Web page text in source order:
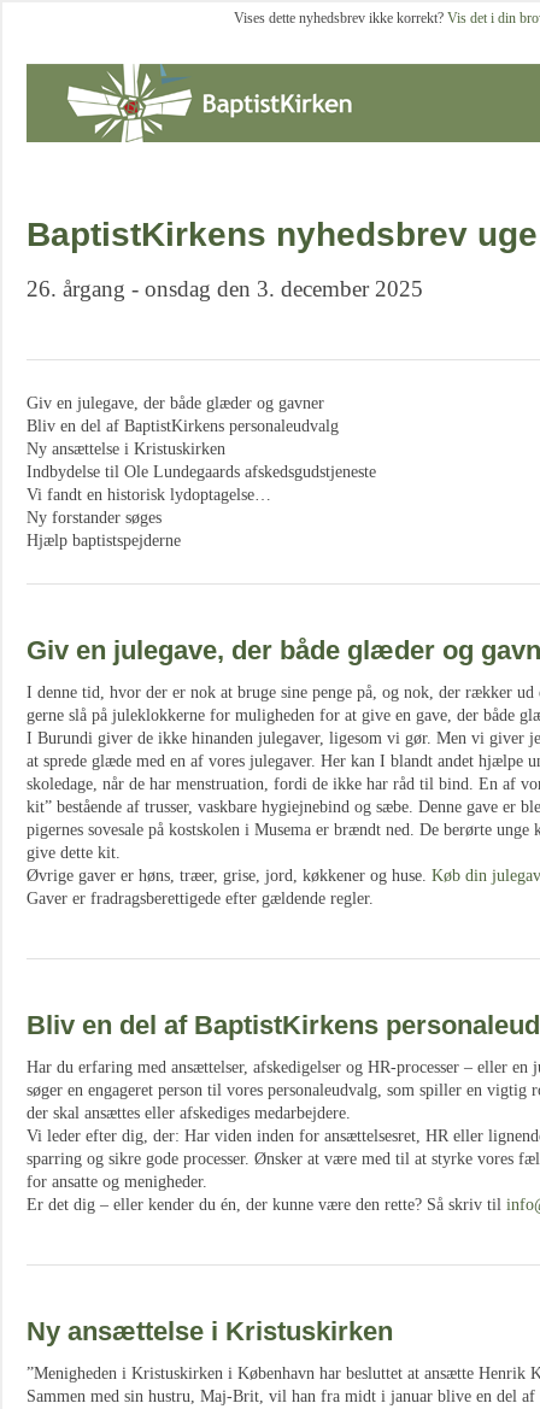
Vises dette nyhedsbrev ikke korrekt? Vis det i din
BaptistKirkens nyhedsbrev
26. årgang - onsdag den 3. december 2025
Giv en julegave, der både glæder og gavner
Bliv en del af BaptistKirkens personaleudvalg
Ny ansættelse i Kristuskirken
Indbydelse til Ole Lundegaards afskedsgudstjeneste
Vi fandt en historisk lydoptagelse…
Ny forstander søges
Hjælp baptistspejderne
Giv en julegave, der både glæder og
I denne tid, hvor der er nok at bruge sine penge på, og nok, der rækker
gerne slå på juleklokkerne for muligheden for at give en gave, der både
I Burundi giver de ikke hinanden julegaver, ligesom vi gør. Men vi giver
at sprede glæde med en af vores julegaver. Her kan I blandt andet hjælpe
skoledage, når de har menstruation, fordi de ikke har råd til bind. En af
kit” bestående af trusser, vaskbare hygiejnebind og sæbe. Denne gave er
pigernes sovesale på kostskolen i Musema er brændt ned. De berørte
give dette kit.
Øvrige gaver er høns, træer, grise, jord, køkkener og huse. Køb din
Gaver er fradragsberettigede efter gældende regler.
Bliv en del af BaptistKirkens
Har du erfaring med ansættelser, afskedigelser og HR-processer – eller
søger en engageret person til vores personaleudvalg, som spiller en vigtig
der skal ansættes eller afskediges medarbejdere.
Vi leder efter dig, der: Har viden inden for ansættelsesret, HR eller
sparring og sikre gode processer. Ønsker at være med til at styrke vores
for ansatte og menigheder.
Er det dig – eller kender du én, der kunne være den rette? Så skriv til
Ny ansættelse i Kristuskirken
”Menigheden i Kristuskirken i København har besluttet at ansætte Henrik
Sammen med sin hustru, Maj-Brit, vil han fra midt i januar blive en del af